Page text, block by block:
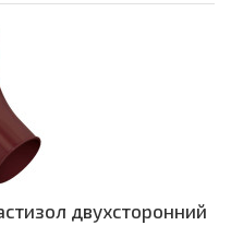
двухсторонний